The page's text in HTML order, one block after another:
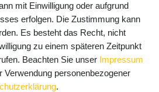
- Keine Angebote
verpassen!
dass ich dieDaten­schutz­erklärung
mit Einwilligung oder aufgrund
erfolgen. Die Zustimmung kann
Es besteht das Recht, nicht
zu einem späteren Zeitpunkt
Beachten Sie unser Impressum
Verwendung personenbezogener
.